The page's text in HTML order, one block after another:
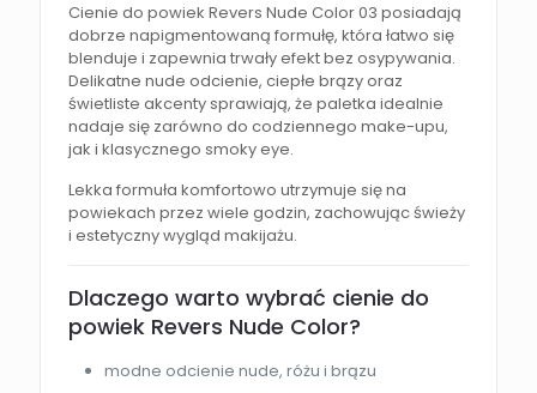
Cienie do powiek Revers Nude Color 03 posiadają
dobrze napigmentowaną formułę, która łatwo się
blenduje i zapewnia trwały efekt bez osypywania.
Delikatne nude odcienie, ciepłe brązy oraz
świetliste akcenty sprawiają, że paletka idealnie
nadaje się zarówno do codziennego make-upu,
jak i klasycznego smoky eye.
Lekka formuła komfortowo utrzymuje się na
powiekach przez wiele godzin, zachowując świeży
i estetyczny wygląd makijażu.
Dlaczego warto wybrać cienie do
powiek Revers Nude Color?
modne odcienie nude, różu i brązu